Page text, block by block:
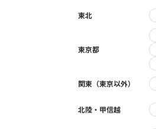
東北
東京都
関東（東京以外）
北陸・甲信越